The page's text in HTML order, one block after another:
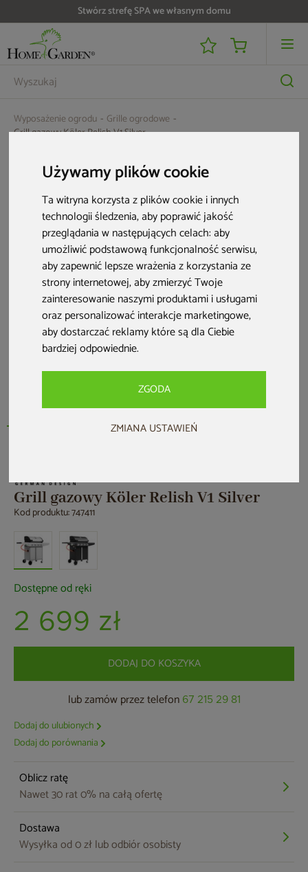
Używamy plików cookie
Ta witryna korzysta z plików cookie i innych
technologii śledzenia, aby poprawić jakość
przeglądania w następujących celach:aby
umożliwić podstawową funkcjonalność serwisu,
aby zapewnić lepsze wrażenia z korzystania ze
strony internetowej,aby zmierzyć Twoje
zainteresowanie naszymi produktami i usługami
oraz personalizować interakcje marketingowe,
aby dostarczać reklamy które są dla Ciebie
bardziej odpowiednie.
ZGODA
ZMIANA USTAWIEŃ
Stwórz strefę SPA we własnym domu
Wyposażenie ogrodu
Grille ogrodowe
Grill gazowy Köler Relish V1 Silver
Grill gazowy Köler Relish V1 Silver
Kod produktu: 747411
Dostępne od ręki
2 699 zł
DODAJ DO KOSZYKA
lub zamów przez telefon 67 215 29 81
Dodaj do ulubionych
Dodaj do porównania
Oblicz ratę
Nawet 30 rat 0% na całą ofertę
Dostawa
Wysyłka od 0 zł lub odbiór osobisty